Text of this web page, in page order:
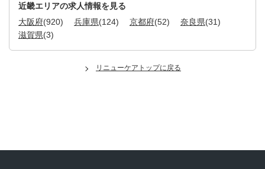
近畿エリアの求人情報を見る
大阪府(920) 兵庫県(124) 京都府(52) 奈良県(31)
滋賀県(3)
リニューケアトップに戻る